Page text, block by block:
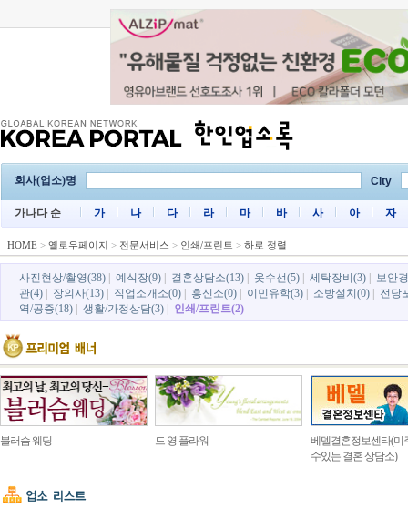
회사(업소)명 City
가나다 순 가 나 다 라 마 바 사 아 자
HOME > 옐로우페이지 > 전문서비스 > 인쇄/프린트 > 하로 정렬
사진현상/촬영(38) 예식장(9) 결혼상담소(13) 옷수선(5) 세탁장비(3)
보안
관(4)
장의사(13) 직업소개소(0) 흥신소(0) 이민유학(3) 소방설치(0)
전당
역/공증(18)
생활/가정상담(3) 인쇄/프린트(2)
블러슴 웨딩 드 영 플라워
베델결혼정보센타(미
수있는 결혼 상담소)